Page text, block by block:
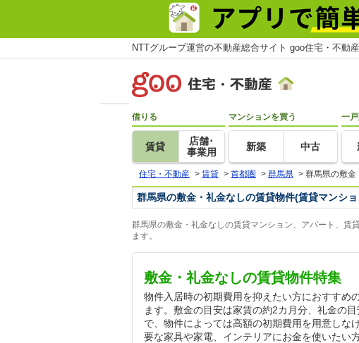
NTTグループ運営の不動産総合サイト goo住宅・不動産
借りる
賃貸
店舗･
事業用
マンションを買う
新築 中古
一
住宅・不動産 > 賃貸 > 首都圏 > 群馬県 > 群馬県の敷金
群馬県の敷金・礼金なしの賃貸物件(賃貸マンシ
群馬県の敷金・礼金なしの賃貸マンション、アパート、賃
ます。
敷金・礼金なしの賃貸物件特集
物件入居時の初期費用を抑えたい方におすすめ
ます。敷金の目安は家賃の約2カ月分、礼金の
で、物件によっては高額の初期費用を用意しな
要な家具や家電、インテリアにお金を使いたい